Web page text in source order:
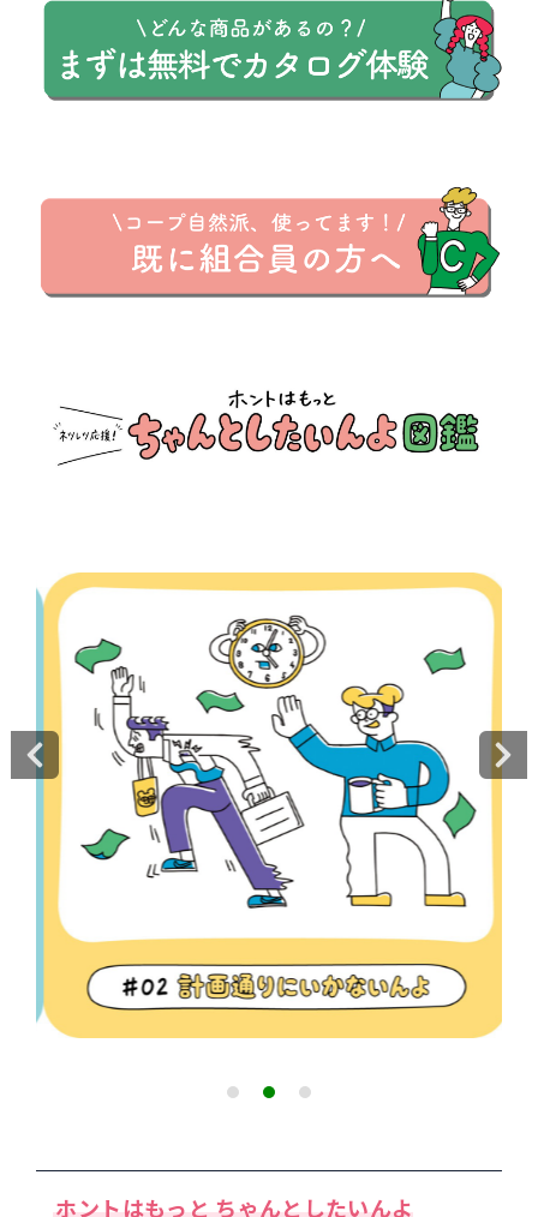
ホントはもっと ちゃんとしたいんよ